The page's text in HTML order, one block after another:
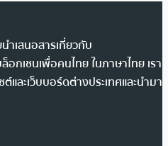
ำเสนอสารเกี่ยวกับ
อกเชนเพื่อคนไทย ในภาษาไทย เรา
ละเว็บบอร์ดต่างประเทศและนำมา